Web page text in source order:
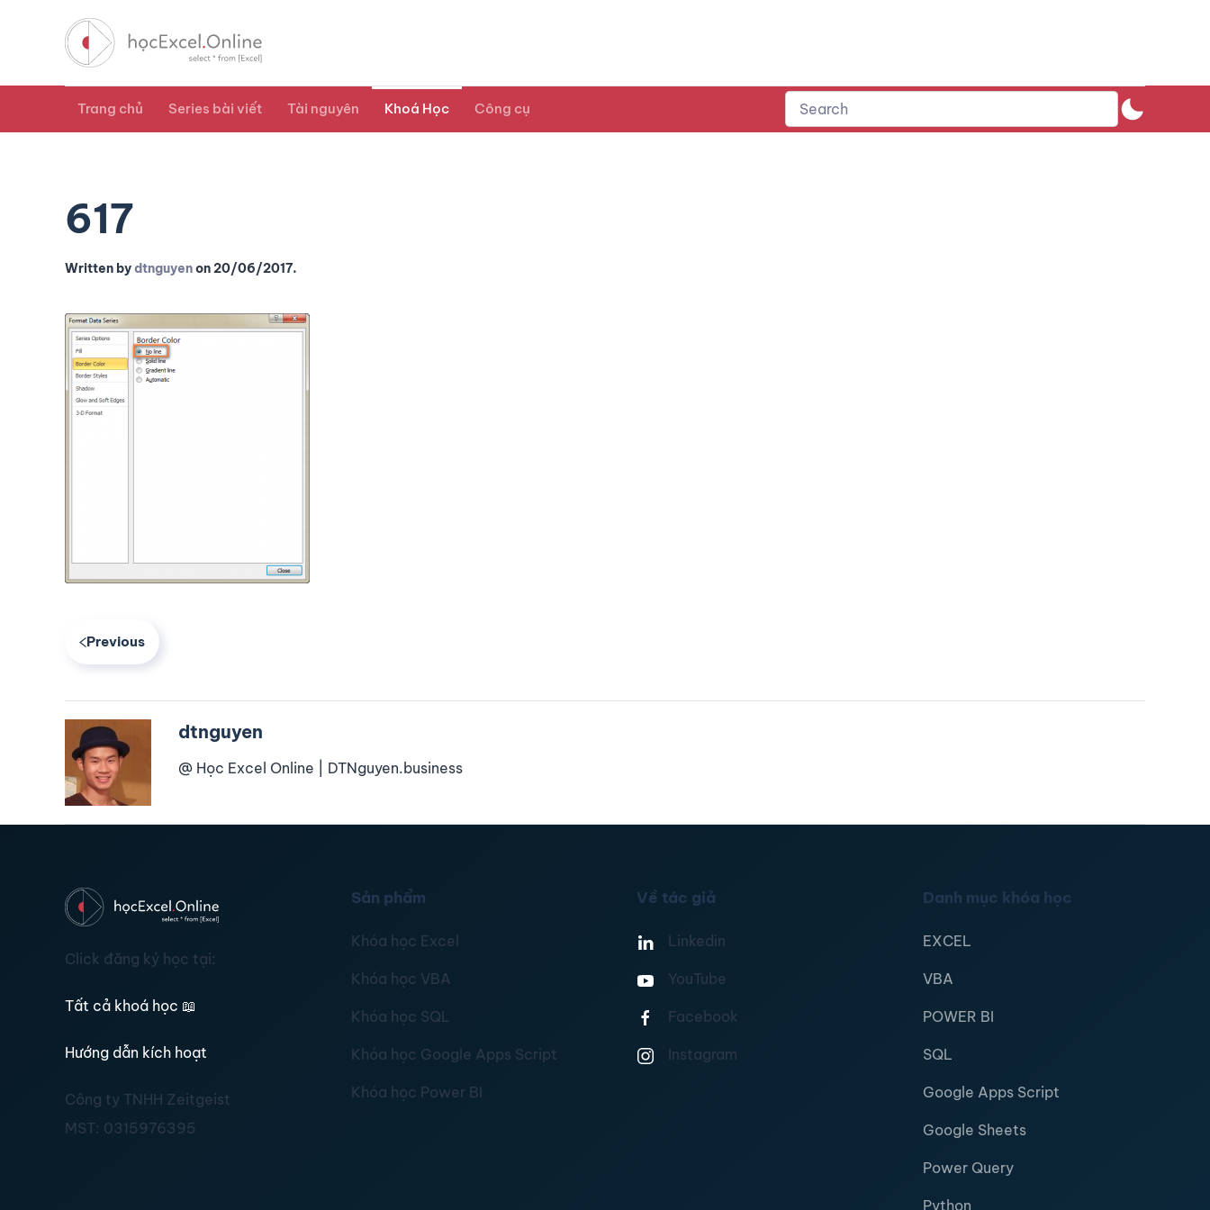
Trang chủ Series bài viết Tài nguyên Khoá Học Công cụ
617
Written bydtnguyenon20/06/2017.
Previous
dtnguyen
@ Học Excel Online | DTNguyen.business
Click đăng ký học tại:
Tất cả khoá học 📖
Hướng dẫn kích hoạt
Công ty TNHH Zeitgeist
MST: 0315976395
Sản phẩm
Khóa học Excel
Khóa học VBA
Khóa học SQL
Khóa học Google Apps Script
Khóa học Power BI
Về tác giả
Linkedin
YouTube
Facebook
Instagram
Danh mục khóa học
EXCEL
VBA
POWER BI
SQL
Google Apps Script
Google Sheets
Power Query
Python